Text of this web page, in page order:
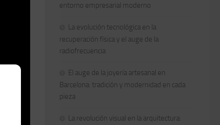
entorno empresarial moderno
La evolución tecnológica en la
recuperación física y el auge de la
radiofrecuencia
El auge de la joyería artesanal en
Barcelona: tradición y modernidad en cada
pieza
La revolución visual en la arquitectura: